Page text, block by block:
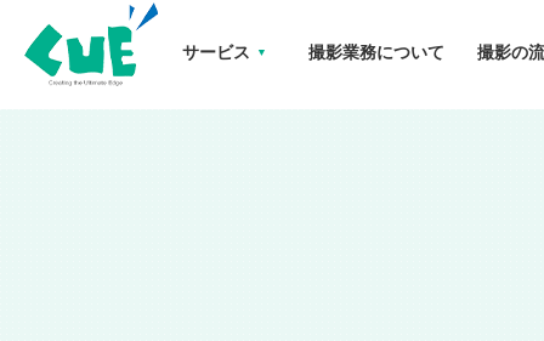
Youtubeの音量対策 名古屋・東海地方の撮影技術サービスは株式会社キュー
サービス 撮影業務について 撮影の